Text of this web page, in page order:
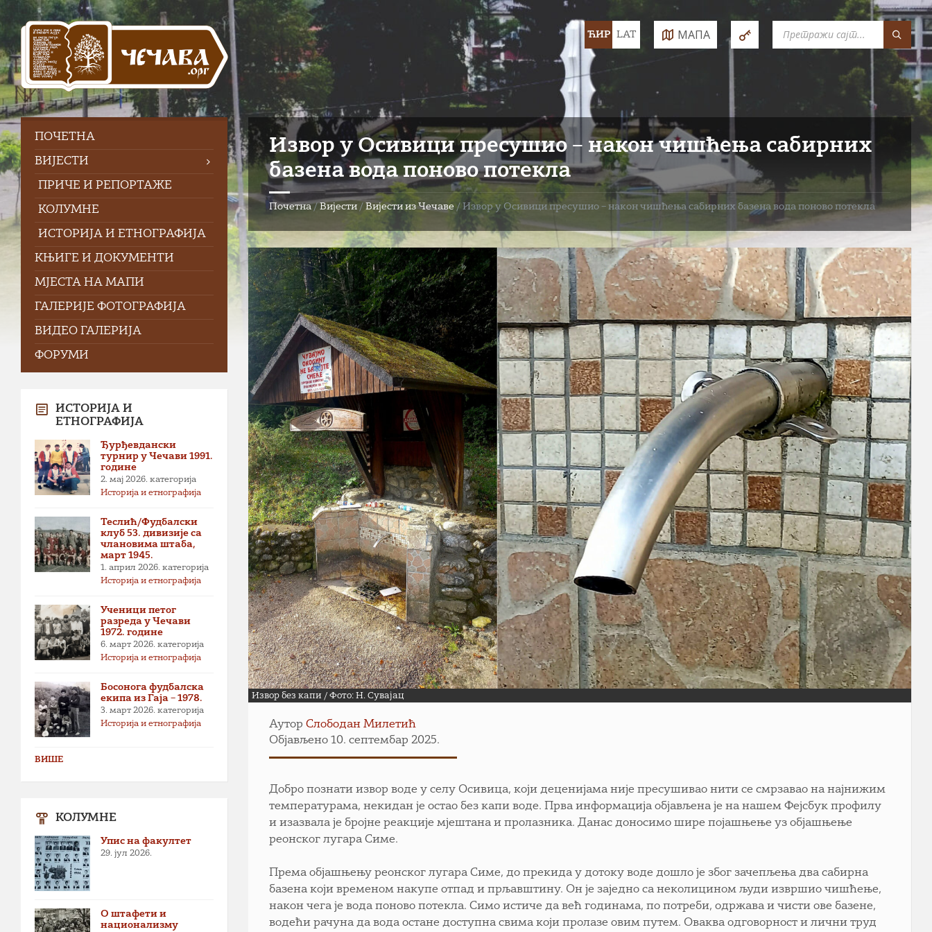
Skip
content
Skip
left
sidebar
Skip
footer
Choose
language:
ЋИР LAT МАПА
Извор у Осивици пресушио – након чишћења сабирних
базена вода поново потекла
Почетна/Вијести /Вијести из Чечаве /Извор у Осивици пресушио – након чишћења сабирних базена вода поново потекла
Извор без капи / Фото: Н. Сувајац
АуторСлободан Милетић
Објављено 10. септембар 2025.
Добро познати извор воде у селу Осивица, који деценијама није пресушивао нити се смрзавао на најнижим
температурама, некидан је остао без капи воде. Прва информација објављена је на нашем Фејсбук профилу
и изазвала је бројне реакције мјештана и пролазника. Данас доносимо шире појашњење уз објашњење
реонског лугара Симе.
Према објашњењу реонског лугара Симе, до прекида у дотоку воде дошло је због зачепљења два сабирна
базена који временом накупе отпад и прљавштину. Он је заједно са неколицином људи извршио чишћење,
након чега је вода поново потекла. Симо истиче да већ годинама, по потреби, одржава и чисти ове базене,
водећи рачуна да вода остане доступна свима који пролазе овим путем. Оваква одговорност и лични труд
ПOЧЕТНА
ВИЈЕСТИ
ПРИЧЕ И РЕПОРТАЖЕ
КОЛУМНЕ
ИСТОРИЈА И ЕТНОГРАФИЈА
КЊИГЕ И ДОКУМЕНТИ
МЈЕСТА НА МАПИ
ГАЛЕРИЈЕ ФОТОГРАФИЈА
ВИДЕО ГАЛЕРИЈА
ФОРУМИ
ИСТОРИЈА И
ЕТНОГРАФИЈА
Ђурђевдански
турнир у Чечави 1991.
године
2. мај 2026. категорија
Историја и етнографија
Теслић/Фудбалски
клуб 53. дивизије са
члановима штаба,
март 1945.
1. април 2026. категорија
Историја и етнографија
Ученици петог
разреда у Чечави
1972. године
6. март 2026. категорија
Историја и етнографија
Босонога фудбалска
екипа из Гаја – 1978.
3. март 2026. категорија
Историја и етнографија
ВИШЕ
КОЛУМНЕ
Упис на факултет
29. јул 2026.
О штафети и
национализму